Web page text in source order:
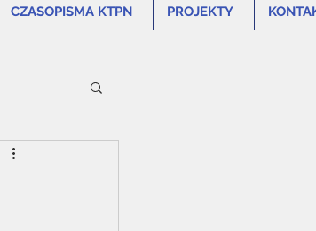
CZASOPISMA KTPN PROJEKTY